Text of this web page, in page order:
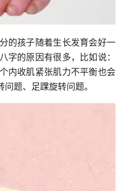
的孩子随着生长发育会好一
的原因有很多，比如说：
内收肌紧张肌力不平衡也会
题、足踝旋转问题。